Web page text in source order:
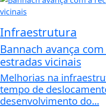
Infraestrutura
Bannach avança
estradas vicinais
Melhorias na
tempo de
desenvolvimento do...